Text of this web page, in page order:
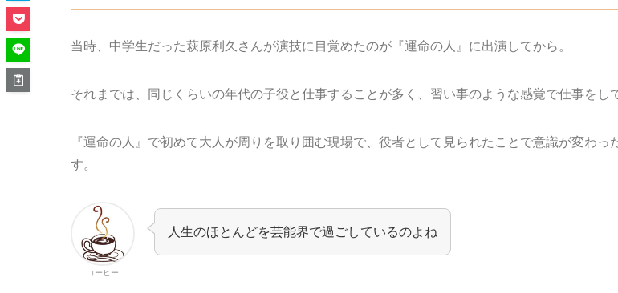
当時、中学生だった萩原利久さんが演技に目覚めたのが『運命の人』に出演してから。
それまでは、同じくらいの年代の子役と仕事することが多く、習い事のような感覚で仕事をし
『運命の人』で初めて大人が周りを取り囲む現場で、役者として見られたことで意識が変わっ
す。
コーヒー
人生のほとんどを芸能界で過ごしているのよね